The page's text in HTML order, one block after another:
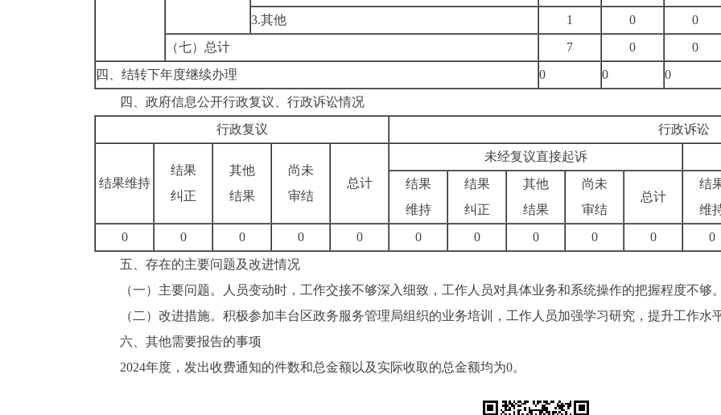
3.其他 1 0
0
（七）总计
7 0
0
四、结转下年度继续办理
0 0
0
四
、政府信息公开行政复议、行政诉讼情况
行政复议
行政诉讼
结果维持
结果
纠正
其他
结果
尚未
审结
总计
未经复议直接起诉
结果
维持
结果
纠正
其他
结果
尚未
审结
总计
结
维
0
0 0 0 0 0 0 0 0 0
0
五 、存在的主要问题及改进情况
（一）主要问题。
人员变动时，工作交接不够深入细致，工作人员对具体业务和系统操作的把握程度不够
（二）改进措施。 积极参加丰台区政务服务管理局组织的业务培训，工作人员加强学习研究，提升工作水
六、其他需要报告的事项
2024年度， 发出收费通知的件数和总金额以及实际收取的总金额均为0。